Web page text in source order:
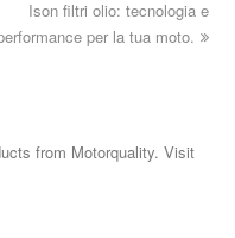
Ison filtri olio: tecnologia e
per la tua moto.
from Motorquality. Visit